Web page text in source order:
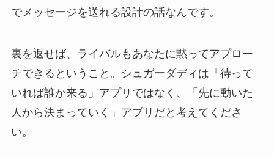
でメッセージを送れる設計の話なんです。
裏を返せば、ライバルもあなたに黙ってアプロー
チできるということ。シュガーダディは「待って
いれば誰か来る」アプリではなく、「先に動いた
人から決まっていく」アプリだと考えてくださ
い。